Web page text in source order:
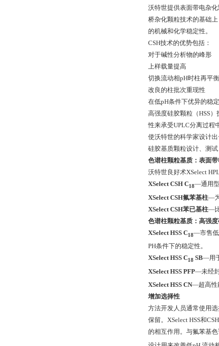
沃特世提供表面带电杂
桥杂化颗粒技术的基础
的机械和化学稳定性。
CSH技术的优势包括：
对于碱性分析物的峰形
上样载量提高
切换流动相pH时柱再平
改良的柱批次重现性
在低pH条件下优异的稳
高强度硅胶颗粒（HSS
性来承受UPLC分离过程
使沃特世的科学家设计
硅胶基质颗粒设计、测
色谱柱颗粒基质：表面
沃特世良好术XSelect
XSelect CSH C18—通用
XSelect CSH氟苯基柱—
XSelect CSH苯已基柱—
色谱柱颗粒基质：高强
XSelect HSS C18—市售低
PH条件下的稳定性。
XSelect HSS C18 SB—用
XSelect HSS PFP—未经
XSelect HSS CN—超高性
增加选择性
方法开发人员通常使用
保留。XSelect HSS和
的相互作用。与氟苯基